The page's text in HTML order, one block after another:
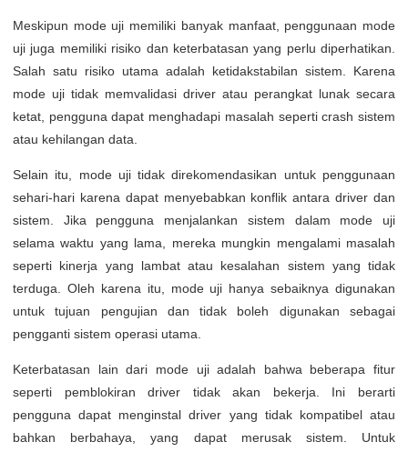
Meskipun mode uji memiliki banyak manfaat, penggunaan mode
uji juga memiliki risiko dan keterbatasan yang perlu diperhatikan.
Salah satu risiko utama adalah ketidakstabilan sistem. Karena
mode uji tidak memvalidasi driver atau perangkat lunak secara
ketat, pengguna dapat menghadapi masalah seperti crash sistem
atau kehilangan data.
Selain itu, mode uji tidak direkomendasikan untuk penggunaan
sehari-hari karena dapat menyebabkan konflik antara driver dan
sistem. Jika pengguna menjalankan sistem dalam mode uji
selama waktu yang lama, mereka mungkin mengalami masalah
seperti kinerja yang lambat atau kesalahan sistem yang tidak
terduga. Oleh karena itu, mode uji hanya sebaiknya digunakan
untuk tujuan pengujian dan tidak boleh digunakan sebagai
pengganti sistem operasi utama.
Keterbatasan lain dari mode uji adalah bahwa beberapa fitur
seperti pemblokiran driver tidak akan bekerja. Ini berarti
pengguna dapat menginstal driver yang tidak kompatibel atau
bahkan berbahaya, yang dapat merusak sistem. Untuk